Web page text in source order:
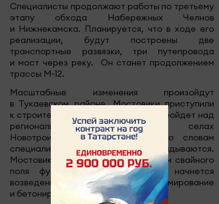
Специалисты продолжают работы по третьему
этапу обхода Набережных Челнов
и Нижнекамска. Планируется, что в ходе его
реализации, будут построены две
транспортные развязки, три путепровода
и мост через реку. Он станет продолжением
трассы М-12.
Масштабные изменения произойдут
в Тукаевском районе. Мостовики приступили
к строительству путепровода. Он пройдет над
региональной автодорогой в селах
Новотроицкое и Комсомолец. По словам
специалистов, в сроки они укладываются.
Мостовики занимаются устройством свайного
поля фундаментов. После чего начнется
возведение ростверков, армирование
и бетонирование стоек опор.